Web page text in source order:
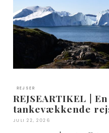
REJSER
REJSEARTIKEL |
tankevækkende
JULI 22, 2026